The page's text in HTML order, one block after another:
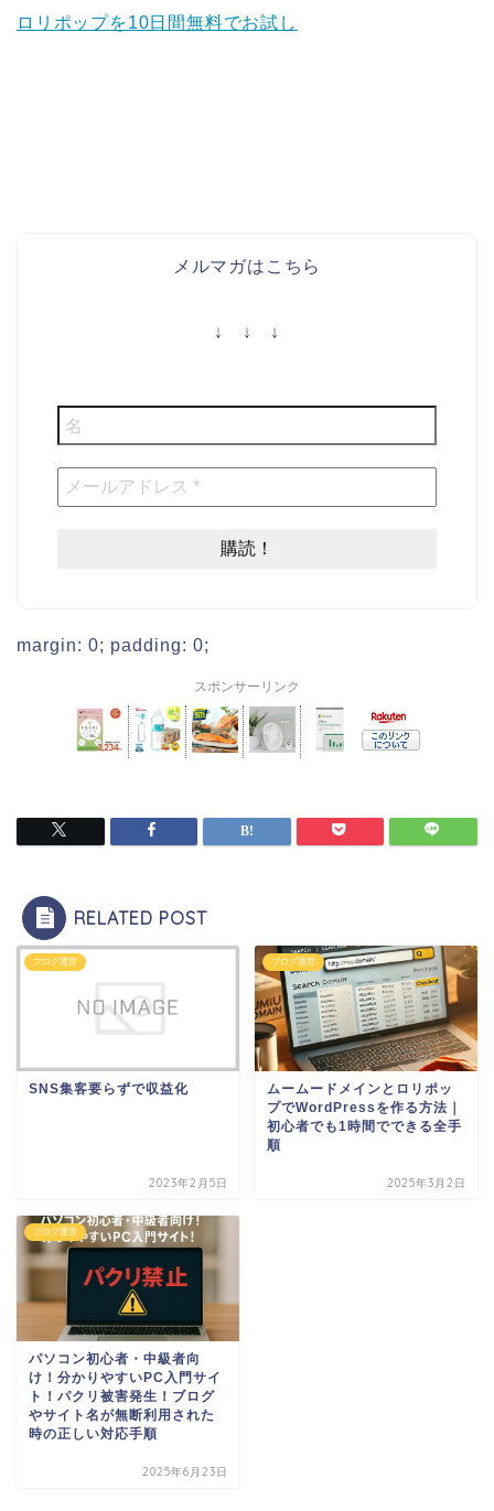
ロリポップを10日間無料でお試し
メルマガはこちら
↓ ↓ ↓
margin: 0; padding: 0;
スポンサーリンク
RELATED POST
ブログ運営
SNS集客要らずで収益化
2023年2月5日
ブログ運営
ムームードメインとロリポッ
プでWordPressを作る方法｜
初心者でも1時間でできる全手
順
2025年3月2日
ブログ運営
パソコン初心者・中級者向
け！分かりやすいPC入門サイ
ト！パクリ被害発生！ブログ
やサイト名が無断利用された
時の正しい対応手順
2025年6月23日